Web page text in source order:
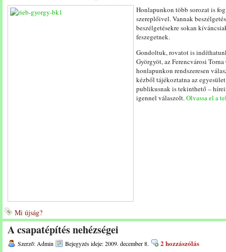
Honlapunkon több sorozat is
szereplőivel. Vannak
beszélgetésekre sokan
feszegetnek.
Gondoltuk, rovatot is
Györgyöt, az Ferencvárosi
honlapunkon rendszeresen
kézből tájékoztatna az
publikusnak is tekinthető –
igennel válaszolt.Olvassa el a
Mi újság?
A csapatépítés nehézségei
Szerző: Admin Bejegyzés ideje: 2009. december 8. 2 hozzászólás